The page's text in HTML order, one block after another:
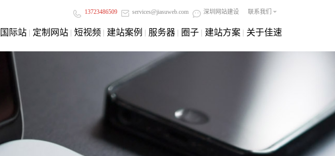
13723486509 services@jiasuweb.com 深圳网站建设 联系我们
国际站 定制网站 短视频 建站案例 服务器 圈子 建站方案 关于佳速